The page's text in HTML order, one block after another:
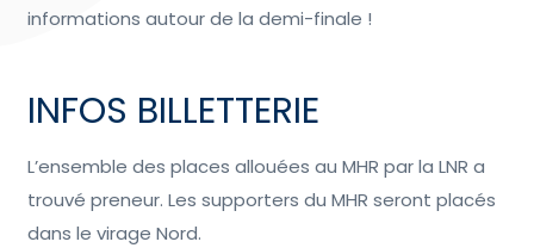
informations autour de la demi-finale !
INFOS BILLETTERIE
L’ensemble des places allouées au MHR par la LNR a
trouvé preneur. Les supporters du MHR seront placés
dans le virage Nord.